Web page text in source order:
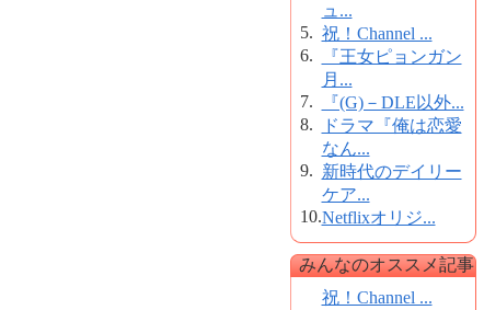
ュ...
5. 祝！Channel ...
6.
『王女ピョンガン
月...
7.
『(G)－DLE以外...
8.
ドラマ『俺は恋愛
なん...
9. 新時代のデイリー
ケア...
10.Netflixオリジ...
みんなのオススメ記事
祝！Channel ...